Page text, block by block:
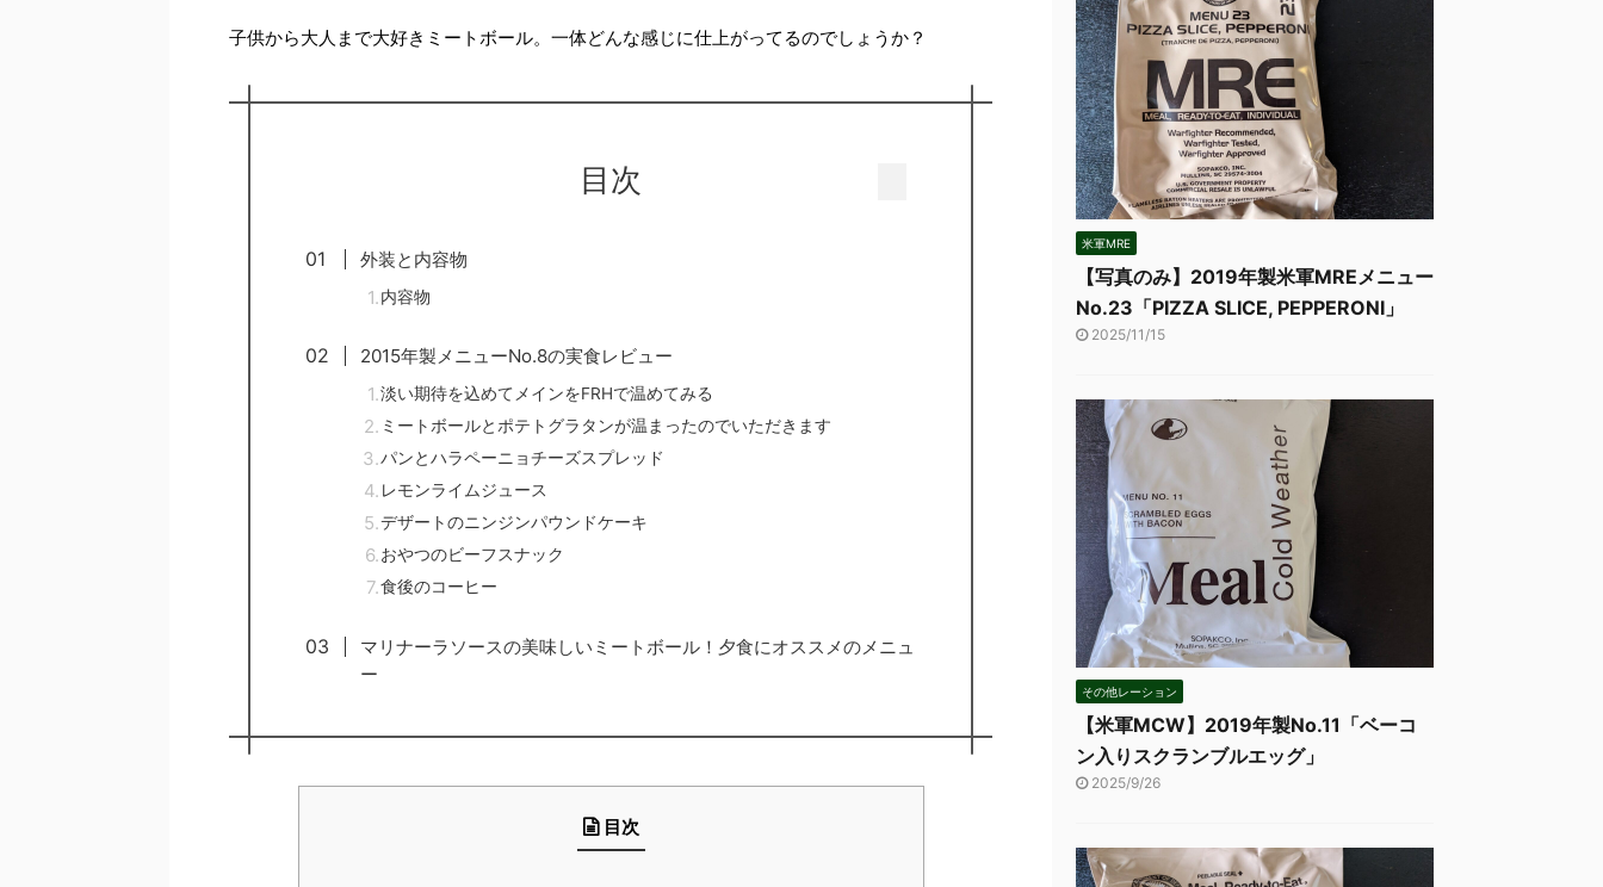
子供から大人まで大好きミートボール。一体どんな感じに仕上がってるのでしょうか？
目次
外装と内容物
内容物
2015年製メニューNo.8の実食レビュー
淡い期待を込めてメインをFRHで温めてみる
ミートボールとポテトグラタンが温まったのでいただきます
パンとハラペーニョチーズスプレッド
レモンライムジュース
デザートのニンジンパウンドケーキ
おやつのビーフスナック
食後のコーヒー
マリナーラソースの美味しいミートボール！夕食にオススメのメニュ
ー
目次
米軍MRE
【写真のみ】2019年製米軍MREメニュー
No.23「PIZZA SLICE, PEPPERONI」
2025/11/15
その他レーション
【米軍MCW】2019年製No.11「ベーコ
ン入りスクランブルエッグ」
2025/9/26